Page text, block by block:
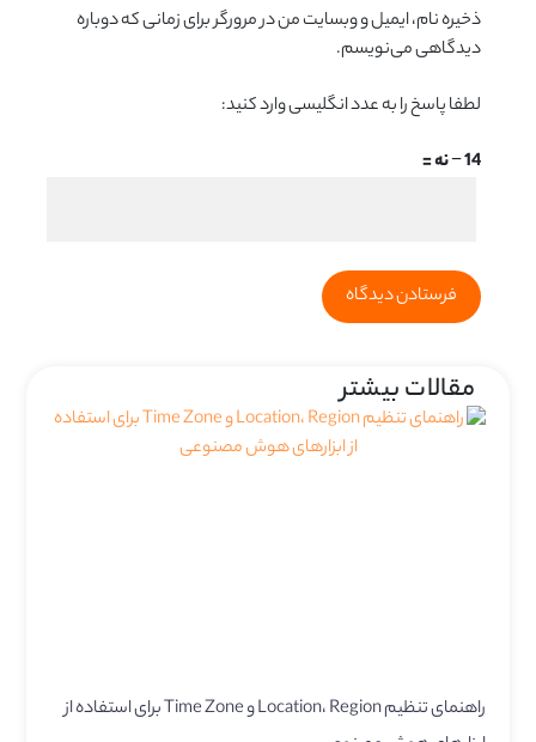
ذخیره نام، ایمیل و وبسایت من در مرورگر برای زمانی که دوباره
دیدگاهی می‌نویسم.
لطفا پاسخ را به عدد انگلیسی وارد کنید:
14 − نه =
مقالات بیشتر
راهنمای تنظیم Location، Region و Time Zone برای استفاده از